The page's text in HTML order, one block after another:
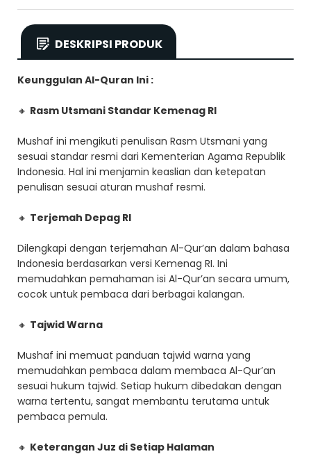
DESKRIPSI PRODUK
Keunggulan Al-Quran Ini :
🔸 Rasm Utsmani Standar Kemenag RI
Mushaf ini mengikuti penulisan Rasm Utsmani yang
sesuai standar resmi dari Kementerian Agama Republik
Indonesia. Hal ini menjamin keaslian dan ketepatan
penulisan sesuai aturan mushaf resmi.
🔸 Terjemah Depag RI
Dilengkapi dengan terjemahan Al-Qur’an dalam bahasa
Indonesia berdasarkan versi Kemenag RI. Ini
memudahkan pemahaman isi Al-Qur’an secara umum,
cocok untuk pembaca dari berbagai kalangan.
🔸 Tajwid Warna
Mushaf ini memuat panduan tajwid warna yang
memudahkan pembaca dalam membaca Al-Qur’an
sesuai hukum tajwid. Setiap hukum dibedakan dengan
warna tertentu, sangat membantu terutama untuk
pembaca pemula.
🔸 Keterangan Juz di Setiap Halaman